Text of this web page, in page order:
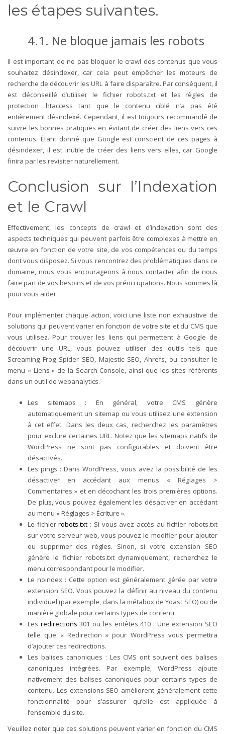
les étapes suivantes.
4.1. Ne bloque jamais les robots
Il est important de ne pas bloquer le crawl des contenus que vous
souhaitez désindexer, car cela peut empêcher les moteurs de
recherche de découvrir les URL à faire disparaître. Par conséquent, il
est déconseillé d’utiliser le fichier robots.txt et les règles de
protection .htaccess tant que le contenu ciblé n’a pas été
entièrement désindexé. Cependant, il est toujours recommandé de
suivre les bonnes pratiques en évitant de créer des liens vers ces
contenus. Étant donné que Google est conscient de ces pages à
désindexer, il est inutile de créer des liens vers elles, car Google
finira par les revisiter naturellement.
Conclusion sur l’Indexation
et le Crawl
Effectivement, les concepts de crawl et d’indexation sont des
aspects techniques qui peuvent parfois être complexes à mettre en
œuvre en fonction de votre site, de vos compétences ou du temps
dont vous disposez. Si vous rencontrez des problématiques dans ce
domaine, nous vous encourageons à nous contacter afin de nous
faire part de vos besoins et de vos préoccupations. Nous sommes là
pour vous aider.
Pour implémenter chaque action, voici une liste non exhaustive de
solutions qui peuvent varier en fonction de votre site et du CMS que
vous utilisez.Pour trouver les liens qui permettent à Google de
découvrir une URL, vous pouvez utiliser des outils tels que
Screaming Frog Spider SEO, Majestic SEO, Ahrefs, ou consulter le
menu « Liens » de la Search Console, ainsi que les sites référents
dans un outil de webanalytics.
Les sitemaps : En général, votre CMS génère
automatiquement un sitemap ou vous utilisez une extension
à cet effet. Dans les deux cas, recherchez les paramètres
pour exclure certaines URL. Notez que les sitemaps natifs de
WordPress ne sont pas configurables et doivent être
désactivés.
Les pings : Dans WordPress, vous avez la possibilité de les
désactiver en accédant aux menus « Réglages >
Commentaires » et en décochant les trois premières options.
De plus, vous pouvez également les désactiver en accédant
au menu « Réglages > Écriture ».
Le fichierrobots.txt : Si vous avez accès au fichier robots.txt
sur votre serveur web, vous pouvez le modifier pour ajouter
ou supprimer des règles. Sinon, si votre extension SEO
génère le fichier robots.txt dynamiquement, recherchez le
menu correspondant pour le modifier.
Le noindex : Cette option est généralement gérée par votre
extension SEO. Vous pouvez la définir au niveau du contenu
individuel (par exemple, dans la métabox de Yoast SEO) ou de
manière globale pour certains types de contenu.
Les redirections 301 ou les entêtes 410 : Une extension SEO
telle que « Redirection » pour WordPress vous permettra
d’ajouter ces redirections.
Les balises canoniques : Les CMS ont souvent des balises
canoniques intégrées. Par exemple, WordPress ajoute
nativement des balises canoniques pour certains types de
contenu. Les extensions SEO améliorent généralement cette
fonctionnalité pour s’assurer qu’elle est appliquée à
l’ensemble du site.
Veuillez noter que ces solutions peuvent varier en fonction du CMS